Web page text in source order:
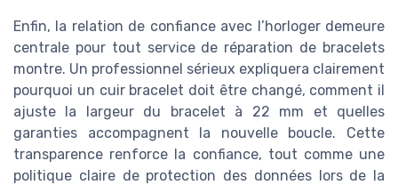
Enfin, la relation de confiance avec l’horloger demeure
centrale pour tout service de réparation de bracelets
montre. Un professionnel sérieux expliquera clairement
pourquoi un cuir bracelet doit être changé, comment il
ajuste la largeur du bracelet à 22 mm et quelles
garanties accompagnent la nouvelle boucle. Cette
transparence renforce la confiance, tout comme une
politique claire de protection des données lors de la